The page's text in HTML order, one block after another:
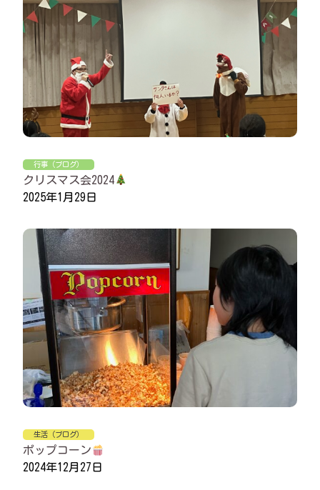
行事（ブログ）
クリスマス会2024
2025年1月29日
生活（ブログ）
ポップコーン
2024年12月27日